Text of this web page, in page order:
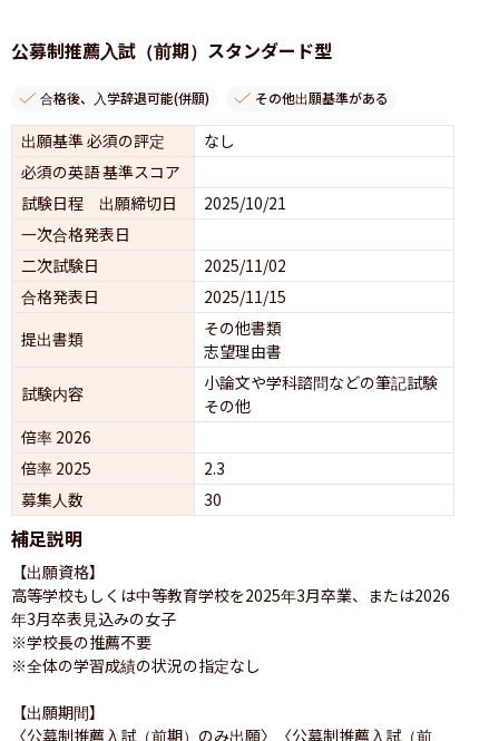
公募制推薦入試（前期）スタンダード型
合格後、入学辞退可能(併願) その他出願基準がある
出願基準 必須の評定
なし
必須の英語 基準スコア
試験日程 出願締切日
2025/10/21
一次合格発表日
二次試験日
2025/11/02
合格発表日
2025/11/15
提出書類
その他書類
志望理由書
試験内容
小論文や学科諮問などの筆記試験
その他
倍率 2026
倍率 2025
2.3
募集人数
30
補足説明
【出願資格】
高等学校もしくは中等教育学校を2025年3月卒業、または2026
年3月卒表見込みの女子
※学校長の推薦不要
※全体の学習成績の状況の指定なし
【出願期間】
〈公募制推薦入試（前期）のみ出願〉〈公募制推薦入試（前